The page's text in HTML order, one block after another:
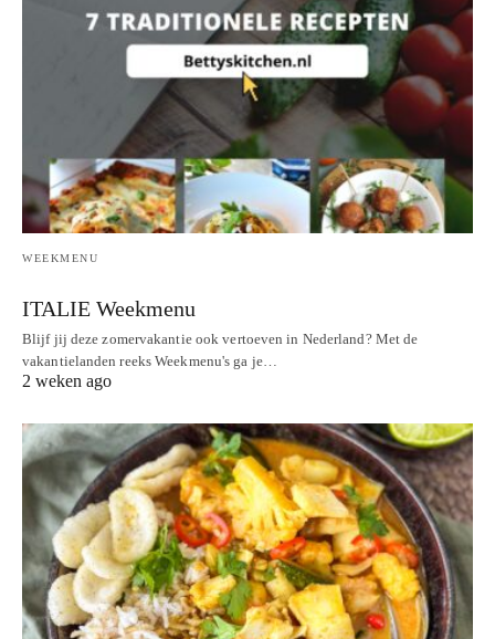
WEEKMENU
ITALIE Weekmenu
Blijf jij deze zomervakantie ook vertoeven in Nederland? Met de
vakantielanden reeks Weekmenu's ga je…
2 weken ago